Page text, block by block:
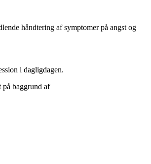
håndtering af symptomer på angst og
i dagligdagen.
baggrund af